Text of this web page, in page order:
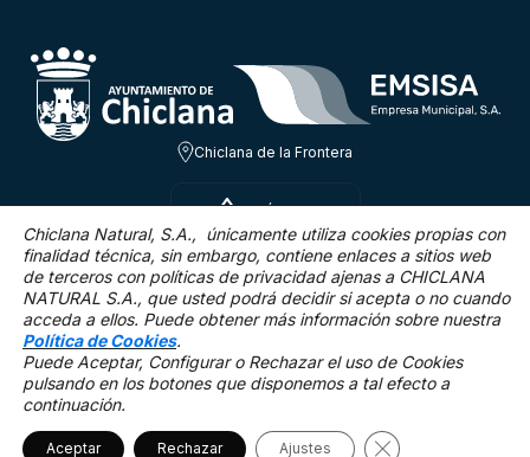
Chiclana de la Frontera
SÁB 8 AGO
27.2ºC
6.5 Km/h 0 %
©2025 Chiclana Natural
Mapa Web
Política de cookies
Chiclana Natural, S.A., únicamente utiliza cookies propias con
finalidad técnica, sin embargo, contiene enlaces a sitios web
de terceros con políticas de privacidad ajenas a CHICLANA
NATURAL S.A., que usted podrá decidir si acepta o no cuando
acceda a ellos. Puede obtener más información sobre nuestra
Política de Cookies.
Puede Aceptar, Configurar o Rechazar el uso de Cookies
pulsando en los botones que disponemos a tal efecto a
continuación.
Aceptar Rechazar Ajustes Cerrar el banner